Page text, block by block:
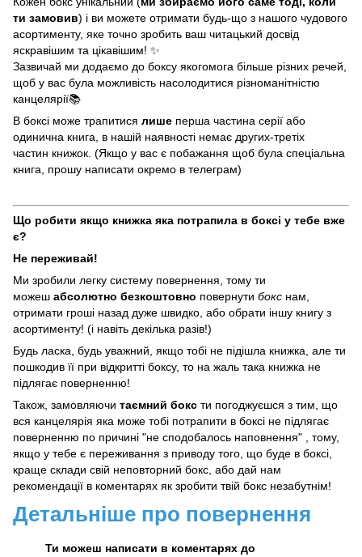
ти замовив) і ви можете отримати будь-що з нашого чудового
асортименту, яке точно зробить ваш читацький досвід
яскравішим та цікавішим! ✨
Зазвичай ми додаємо до боксу якогомога більше різних речей,
щоб у вас була можливість насолодитися різноманітністю
канцелярії📚
В боксі може трапитися лише перша частина серії або
одинична книга, в нашій наявності немає других-третіх
частин книжок. (Якщо у вас є побажання щоб була спеціальна
книга, прошу написати окремо в телеграм)
Що робити якщо книжка яка потрапила в боксі у тебе вже
є?
Не переживай!
Ми зробили легку систему повернення, тому ти
можеш абсолютно безкоштовно повернути бокс нам,
отримати гроші назад дуже швидко, або обрати іншу книгу з
асортименту! (і навіть декілька разів!)
Будь ласка, будь уважний, якщо тобі не підішла книжка, але ти
пошкодив її при відкритті боксу, то на жаль така книжка не
підлягає поверненню!
Також, замовляючи таємний бокс ти погоджуєшся з тим, що
вся канцелярія яка може тобі потрапити в боксі не підлягає
поверненню по причині "не сподобалось наповнення" , тому,
якщо у тебе є переживання з приводу того, що буде в боксі,
краще склади свій неповторний бокс, або дай нам
рекомендації в коментарях як зробити твій бокс незабутнім!
Детальніше про повернення
Ти можеш написати в коментарях до